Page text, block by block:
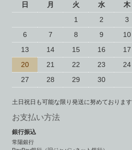
日
月 火 水 木
1
2 3
6
7 8 9 10
13
14 15 16 17
20
21 22 23 24
27
28 29 30
土日祝日も可能な限り発送に努めております
お支払い方法
銀行振込
常陽銀行